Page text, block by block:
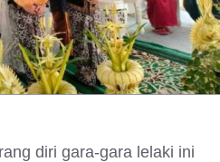
diri gara-gara lelaki ini